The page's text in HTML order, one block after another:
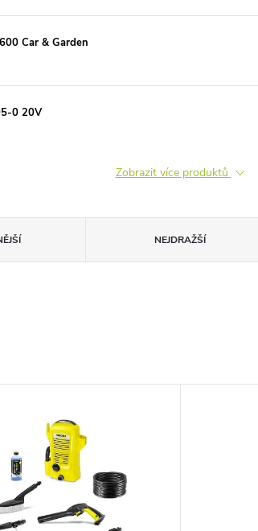
Car & Garden
0 20V
Zobrazit více produktů
NEJDRAŽŠÍ